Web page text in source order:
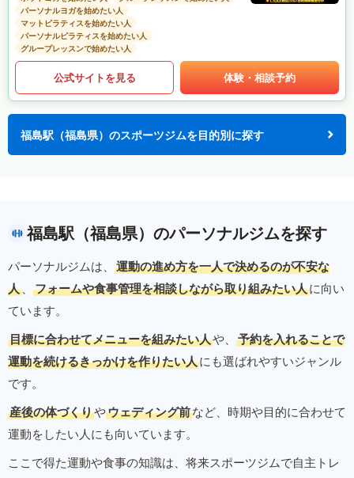
パーソナルヨガを始めたい人
マットピラティスを始めたい人
パーソナルピラティスを始めたい人
グループレッスンで始めたい人
公式サイトを見る 体験・相談予約
福島駅（福島県）のスポーツジムを目的別に探す
福島駅（福島県）のパーソナルジムを探す
パーソナルジムは、
運動の進め方を一人で決めるのが不安な
人 、 フォームや食事管理を相談しながら取り組みたい人に向い
ています。
目標に合わせてメニューを組みたい人や、
予約を入れることで
運動を続けるきっかけを作りたい人にも選ばれやすいジャンル
です。
産後の体づくりやウェディング前など、時期や目的に合わせて
運動をしたい人にも向いています。
ここで得た運動や食事の知識は、将来スポーツジムで自主トレ